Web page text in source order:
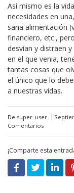
Así mismo es la
necesidades en
sana alimentación
financiero, etc.,
desvían y distraen
en el que venia,
tantas cosas que
el único que lo
a nuestras vidas.
De super_user
Comentarios
¡Comparte esta